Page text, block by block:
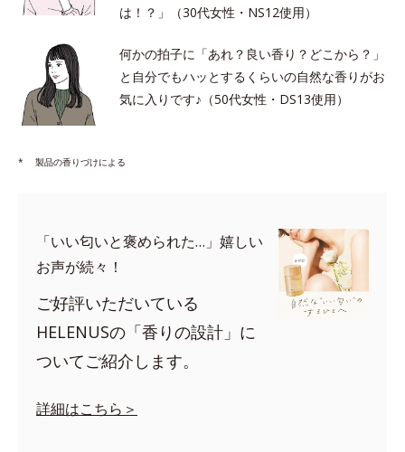
は！？」（30代女性・NS12使用）
何かの拍子に「あれ？良い香り？どこから？」
と自分でもハッとするくらいの自然な香りがお
気に入りです♪（50代女性・DS13使用）
* 製品の香りづけによる
「いい匂いと褒められた…」嬉しい
お声が続々！
ご好評いただいている
HELENUSの「香りの設計」に
ついてご紹介します。
詳細はこちら＞